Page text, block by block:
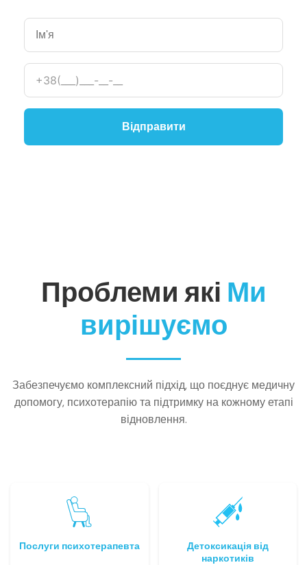
Відправити
Проблеми які Ми
вирішуємо
Забезпечуємо комплексний підхід, що поєднує медичну
допомогу, психотерапію та підтримку на кожному етапі
відновлення.
Послуги психотерапевта
Детоксикація від
наркотиків